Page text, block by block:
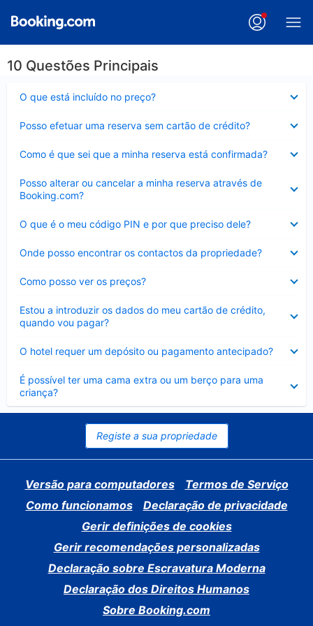
10 Questões Principais
O que está incluído no preço?
fechado
Posso efetuar uma reserva sem cartão de crédito?
fechado
Como é que sei que a minha reserva está confirmada?
fechado
Posso alterar ou cancelar a minha reserva através de
Booking.com?
fechado
O que é o meu código PIN e por que preciso dele?
fechado
Onde posso encontrar os contactos da propriedade?
fechado
Como posso ver os preços?
fechado
Estou a introduzir os dados do meu cartão de crédito,
quando vou pagar?
fechado
O hotel requer um depósito ou pagamento antecipado?
fechado
É possível ter uma cama extra ou um berço para uma
criança?
Elemento
fechado
Registe a sua propriedade
Versão para computadores
Termos de Serviço
Como funcionamos
Declaração de privacidade
Gerir definições de cookies
Gerir recomendações personalizadas
Declaração sobre Escravatura Moderna
Declaração dos Direitos Humanos
Sobre Booking.com